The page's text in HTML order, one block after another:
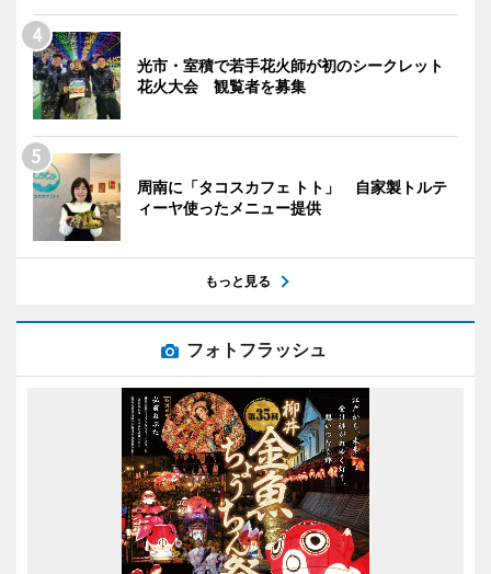
光市・室積で若手花火師が初のシークレット
花火大会 観覧者を募集
周南に「タコスカフェ トト」 自家製トルテ
ィーヤ使ったメニュー提供
もっと見る
フォトフラッシュ